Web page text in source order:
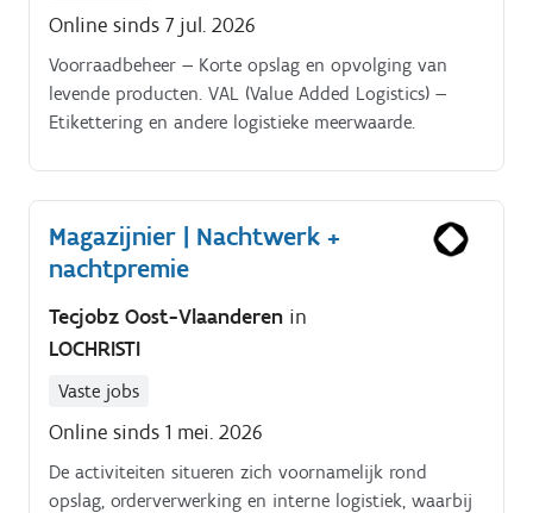
Online sinds 7 jul. 2026
Voorraadbeheer — Korte opslag en opvolging van
levende producten. VAL (Value Added Logistics) —
Etikettering en andere logistieke meerwaarde.
Magazijnier | Nachtwerk +
nachtpremie
Tecjobz Oost-Vlaanderen in
LOCHRISTI
Vaste jobs
Online sinds 1 mei. 2026
De activiteiten situeren zich voornamelijk rond
opslag, orderverwerking en interne logistiek, waarbij